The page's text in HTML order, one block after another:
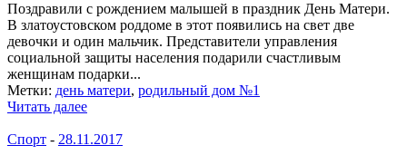
Поздравили с рождением малышей в праздник День Матери.
В златоустовском роддоме в этот появились на свет две
девочки и один мальчик. Представители управления
социальной защиты населения подарили счастливым
женщинам подарки...
Метки: день матери, родильный дом №1
Читать далее
Спорт - 28.11.2017